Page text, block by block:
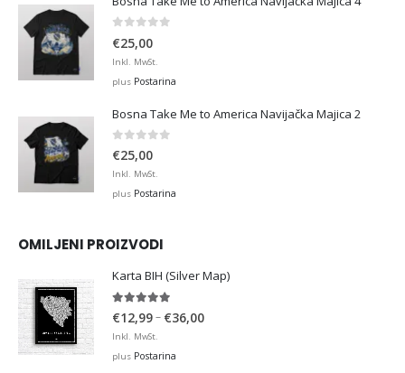
€25,00
Inkl. MwSt.
plus Postarina
Bosna Take Me to America Navijačka Majica 2
0 out of 5
€25,00
Inkl. MwSt.
plus Postarina
OMILJENI PROIZVODI
Karta BIH (Silver Map)
€12,99– €36,00Price
Inkl. MwSt.
plus Postarina